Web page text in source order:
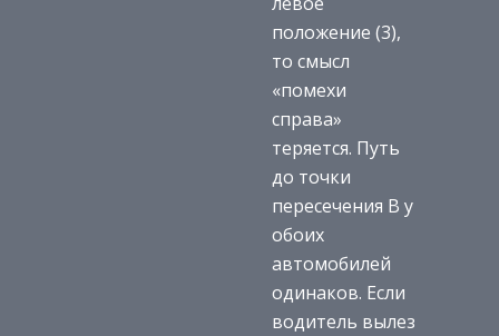
положение (3),
то смысл
«помехи
справа»
теряется. Путь
до точки
пересечения В у
обоих
автомобилей
одинаков. Если
водитель вылез